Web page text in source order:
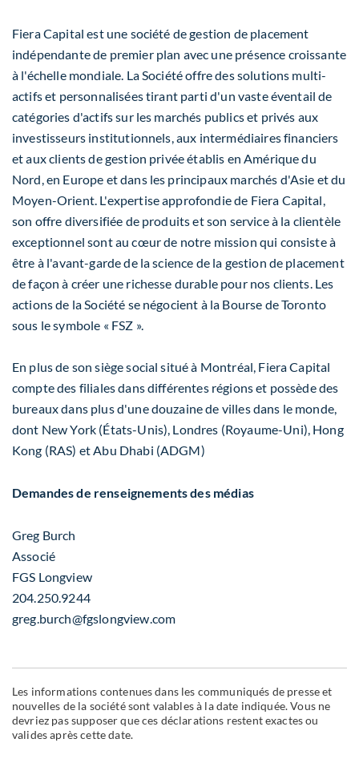
Fiera Capital est une société de gestion de placement
indépendante de premier plan avec une présence croissante
à l'échelle mondiale. La Société offre des solutions multi-
actifs et personnalisées tirant parti d'un vaste éventail de
catégories d'actifs sur les marchés publics et privés aux
investisseurs institutionnels, aux intermédiaires financiers
et aux clients de gestion privée établis en Amérique du
Nord, en Europe et dans les principaux marchés d'Asie et du
Moyen-Orient. L'expertise approfondie de Fiera Capital,
son offre diversifiée de produits et son service à la clientèle
exceptionnel sont au cœur de notre mission qui consiste à
être à l'avant-garde de la science de la gestion de placement
de façon à créer une richesse durable pour nos clients. Les
actions de la Société se négocient à la Bourse de Toronto
sous le symbole « FSZ ».
En plus de son siège social situé à Montréal, Fiera Capital
compte des filiales dans différentes régions et possède des
bureaux dans plus d'une douzaine de villes dans le monde,
dont New York (États-Unis), Londres (Royaume-Uni), Hong
Kong (RAS) et Abu Dhabi (ADGM)
Demandes de renseignements des médias
Greg Burch
Associé
FGS Longview
204.250.9244
greg.burch@fgslongview.com
Les informations contenues dans les communiqués de presse et
nouvelles de la société sont valables à la date indiquée. Vous ne
devriez pas supposer que ces déclarations restent exactes ou
valides après cette date.